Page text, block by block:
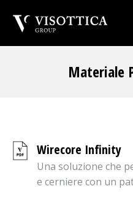
Materiale
Wirecore Infinity
Una soluzione che
e cerniere con un